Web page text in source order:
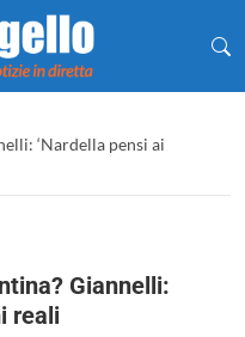
‘Nardella pensi ai
Giannelli:
reali